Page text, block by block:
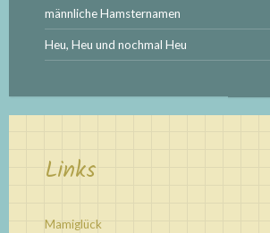
männliche Hamsternamen
Heu, Heu und nochmal Heu
Links
Mamiglück